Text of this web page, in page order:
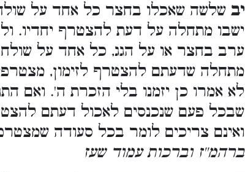
יב שלשה שאכלו בחצר כל אחד על
ישבו מתחלה על דעת להצטרף יחדיו.
ערב בחצר או על הגג, כל אחד על
מתחלה שדעתם להצטרף לזימון,
לא אמרו כן יזמנו בלי הזכרת ה'. ואם
שבכל פעם שנכנסים לאכול דעתם
ואינם צריכים לומר בכל סעודה
ברהמ''ז וברכות עמוד שעז